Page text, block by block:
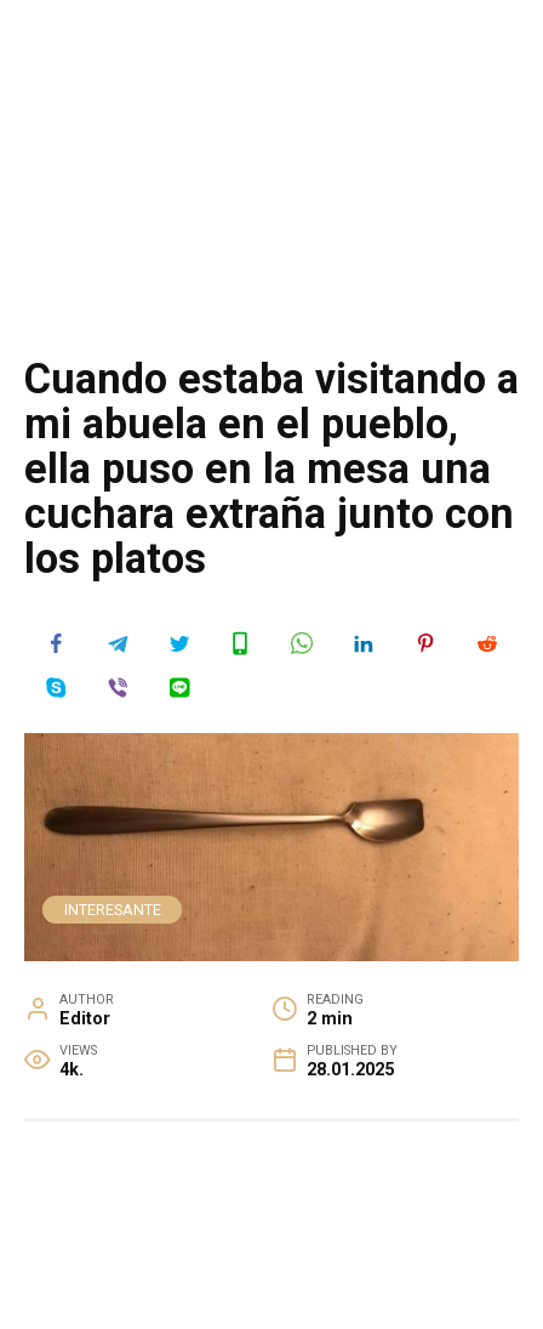
Cuando estaba visitando a
mi abuela en el pueblo,
ella puso en la mesa una
cuchara extraña junto con
los platos
INTERESANTE
AUTHOR
Editor
READING
2 min
VIEWS
4k.
PUBLISHED BY
28.01.2025